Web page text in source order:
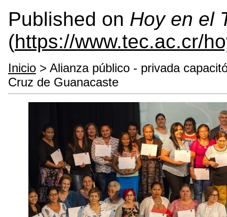
Published on Hoy en el
(https://www.tec.ac.cr/
Inicio > Alianza público - privada
Cruz de Guanacaste